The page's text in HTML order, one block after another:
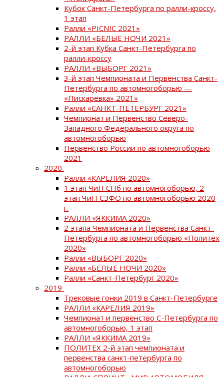
Кубок Санкт-Петербурга по ралли-кроссу,
1 этап
Ралли «PICNIC 2021»
РАЛЛИ «БЕЛЫЕ НОЧИ 2021»
2-й этап Кубка Санкт-Петербурга по
ралли-кроссу
РАЛЛИ «ВЫБОРГ 2021»
3-й этап Чемпионата и Первенства Санкт-
Петербурга по автомногоборью —
«Пискаревка» 2021»
Ралли «САНКТ-ПЕТЕРБУРГ 2021»
Чемпионат и Первенство Северо-
Западного Федерального округа по
автомногоборью
Первенство России по автомногоборью
2021
2020
Ралли «КАРЕЛИЯ 2020»
1 этап ЧиП СПб по автомногоборью, 2
этап ЧиП СЗФО по автомногоборью 2020
г.
РАЛЛИ «ЯККИМА 2020»
2 этапа Чемпионата и Первенства Санкт-
Петербурга по автомногоборью «Политех
2020»
Ралли «ВЫБОРГ 2020»
Ралли «БЕЛЫЕ НОЧИ 2020»
Ралли «Санкт-Петербург 2020»
2019
Трековые гонки 2019 в Санкт-Петербурге
РАЛЛИ «КАРЕЛИЯ 2019»
Чемпионат и первенство С-Петербурга по
автомногоборью, 1 этап
РАЛЛИ «ЯККИМА 2019»
ПОЛИТЕХ 2-й этап чемпионата и
первенства санкт-петербурга по
автомногоборью